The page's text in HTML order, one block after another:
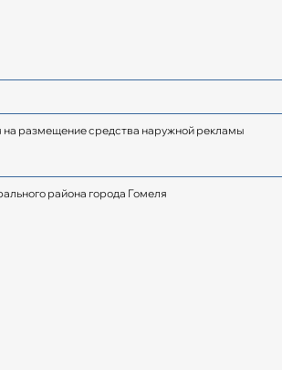
размещение средства наружной рекламы
района города Гомеля